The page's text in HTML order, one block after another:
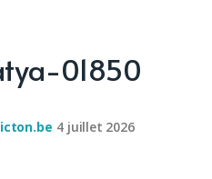
01850
4 juillet 2026